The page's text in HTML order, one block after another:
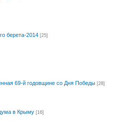
берета-2014 [25]
69-й годовщине со Дня Победы [28]
в Крыму [16]